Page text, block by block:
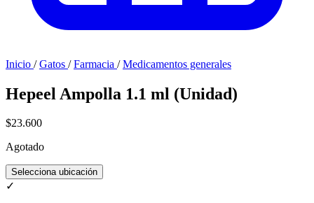
Inicio / Gatos / Farmacia / Medicamentos generales
Hepeel Ampolla 1.1 ml (Unidad)
$23.600
Agotado
Selecciona ubicación
✓